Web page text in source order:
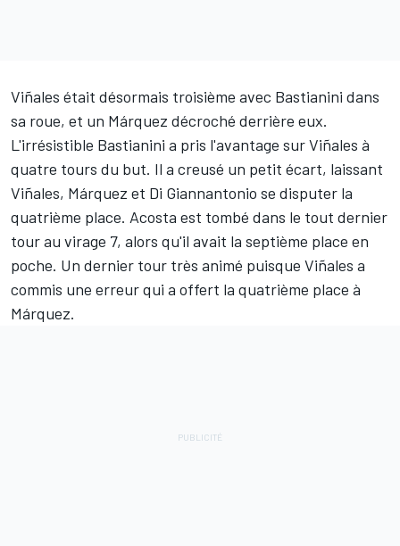
Viñales était désormais troisième avec Bastianini dans
sa roue, et un Márquez décroché derrière eux.
L'irrésistible Bastianini a pris l'avantage sur Viñales à
quatre tours du but. Il a creusé un petit écart, laissant
Viñales, Márquez et Di Giannantonio se disputer la
quatrième place. Acosta est tombé dans le tout dernier
tour au virage 7, alors qu'il avait la septième place en
poche. Un dernier tour très animé puisque Viñales a
commis une erreur qui a offert la quatrième place à
Márquez.